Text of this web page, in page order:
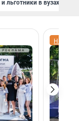
льготники в вузах СПб